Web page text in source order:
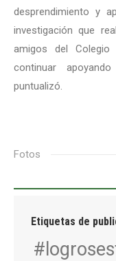
desprendimiento y
investigación que
amigos del
continuar
puntualizó.
Fotos
Etiquetas de